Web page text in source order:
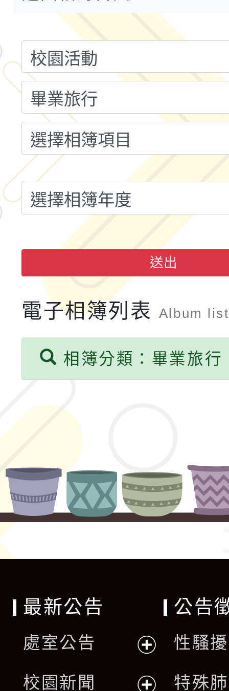
小時認證研習計畫」
義教育推展貢獻獎」實
轉知桃園市政府交通局
共運輸服務，鼓勵民眾
桃「我的減碳存摺2.0
案，詳如說明，請參閱
115年第二屆全國原住
2026年新北亞洲盃暨
鐵人三項錦標賽
桃園市115學年度學生
「2026年『王牌愛／
運動系列徵選頒獎典禮
成果展」
2026城鎮韌性防空演習
桃園市大溪自造教育及
年八月份教師研習
國立成功大學辦理「台
融平台-教案暨教學示
115學年度「學習扶助
計畫子計畫十一-2：國
小時認證研習計畫」
115年度「教育部表揚
義教育推展貢獻獎」實
送出
電子相簿列表 Album list
相簿分類：畢業旅行
最新公告
處室公告
校園新聞
公告
性騷
特殊